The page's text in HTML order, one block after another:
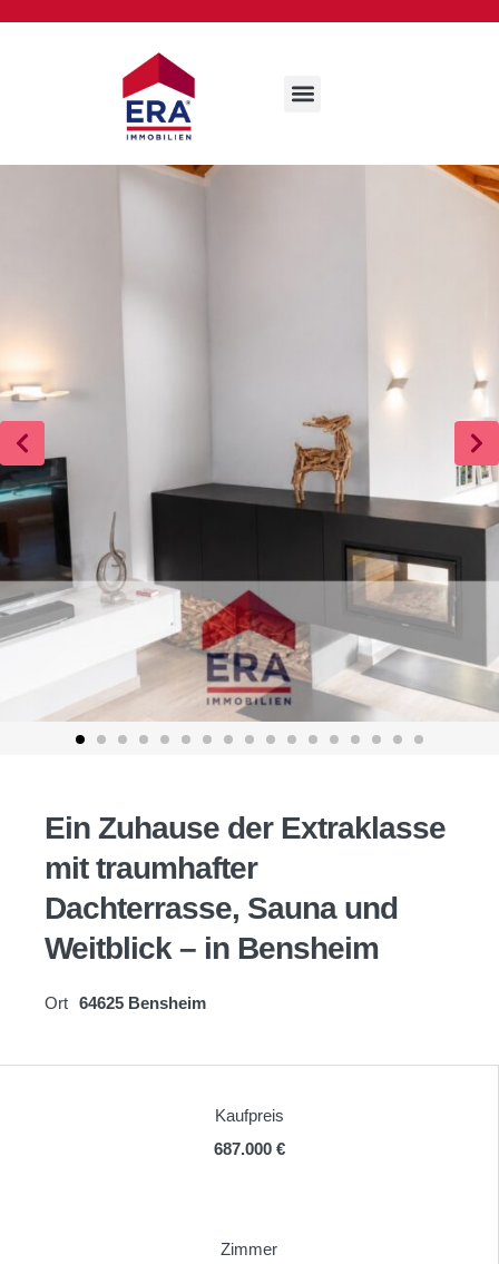
Ein Zuhause der Extraklasse
mit traumhafter
Dachterrasse, Sauna und
Weitblick – in Bensheim
Ort 64625 Bensheim
Kaufpreis
687.000 €
Zimmer